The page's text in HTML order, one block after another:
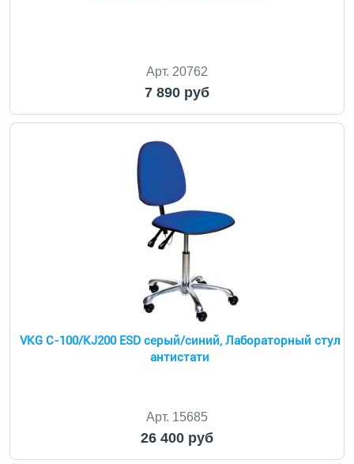
Арт. 20762
7 890 руб
VKG C-100/KJ200 ESD серый/синий, Лабораторный стул
антистати
Арт. 15685
26 400 руб